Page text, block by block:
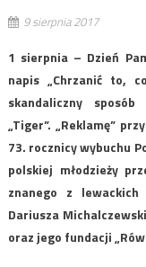
9 sierpnia 2017
1 sierpnia – Dzień
napis „Chrzanić to,
skandaliczny
„Tiger”. „Reklamę”
73. rocznicy wybuchu
polskiej młodzieży
znanego z
Dariusza
oraz jego fundacji